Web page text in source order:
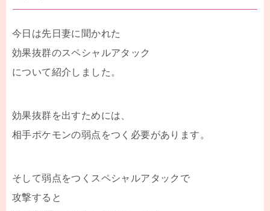
今日は先日妻に聞かれた
効果抜群のスペシャルアタック
について紹介しました。
効果抜群を出すためには、
相手ポケモンの弱点をつく必要があります。
そして弱点をつくスペシャルアタックで
攻撃すると